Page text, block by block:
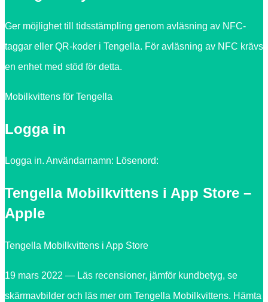
Ger möjlighet till tidsstämpling genom avläsning av NFC-
taggar eller QR-koder i Tengella. För avläsning av NFC krävs
en enhet med stöd för detta.
Mobilkvittens för Tengella
Logga in
Logga in. Användarnamn: Lösenord:
Tengella Mobilkvittens i App Store –
Apple
‎Tengella Mobilkvittens i App Store
19 mars 2022 — Läs recensioner, jämför kundbetyg, se
skärmavbilder och läs mer om Tengella Mobilkvittens. Hämta